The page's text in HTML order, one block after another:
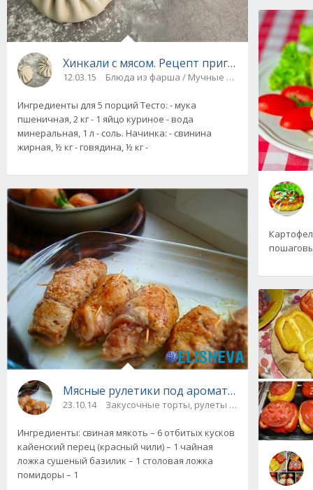
Хинкали с мясом. Рецепт приготовления
12.03.15 Блюда из фарша / Мучные изделия
Ингредиенты для 5 порций Тесто: - мука
пшеничная, 2 кг - 1 яйцо куриное - вода
минеральная, 1 л - соль. Начинка: - свинина
жирная, ½ кг - говядина, ½ кг -
Мясные рулетики под ароматным соусом.
23.10.14 Закусочные торты, рулеты / Блюда из мяса и
Ингредиенты: свиная мякоть – 6 отбитых кусков
кайенский перец (красный чили) – 1 чайная
ложка сушеный базилик – 1 столовая ложка
помидоры – 1